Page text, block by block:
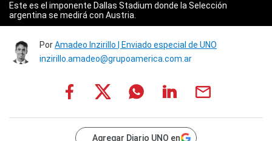
Este es el imponente Dallas Stadium donde la Selección
argentina se medirá con Austria.
PorAmadeo Inzirillo | Enviado especial de UNO
inzirillo.amadeo@grupoamerica.com.ar
Agregar Diario UNO en